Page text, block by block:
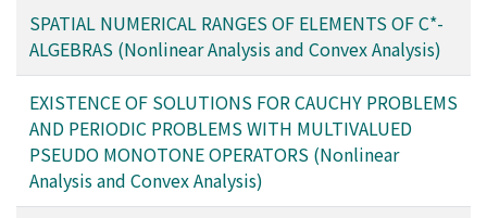
SPATIAL NUMERICAL RANGES OF ELEMENTS OF C*-
ALGEBRAS (Nonlinear Analysis and Convex Analysis)
EXISTENCE OF SOLUTIONS FOR CAUCHY PROBLEMS
AND PERIODIC PROBLEMS WITH MULTIVALUED
PSEUDO MONOTONE OPERATORS (Nonlinear
Analysis and Convex Analysis)